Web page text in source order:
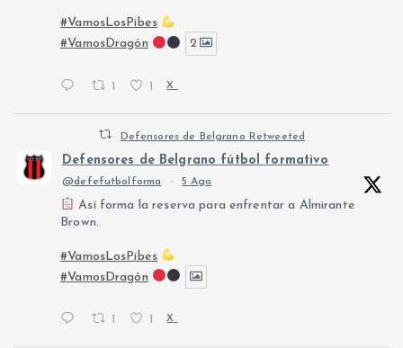
#VamosLosPibes
#VamosDragón
2
1 1 X
Defensores de Belgrano Retweeted
Defensores de Belgrano fútbol formativo
@defefutbolforma · 5 Ago
Así forma la reserva para enfrentar a Almirante
Brown.
#VamosLosPibes
#VamosDragón
X